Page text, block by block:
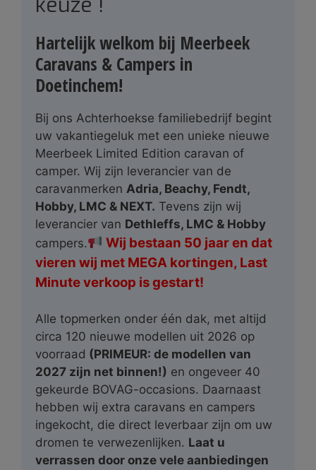
Hartelijk welkom bij Meerbeek
Caravans & Campers in
Doetinchem!
Bij ons Achterhoekse familiebedrijf begint
uw vakantiegeluk met een unieke nieuwe
Meerbeek Limited Edition caravan of
camper. Wij zijn leverancier van de
caravanmerken Adria, Beachy, Fendt,
Hobby, LMC & NEXT. Tevens zijn wij
leverancier van Dethleffs, LMC & Hobby
campers.
Wij bestaan 50 jaar en dat
vieren wij met MEGA kortingen, Last
Minute verkoop is gestart!
Alle topmerken onder één dak, met altijd
circa 120 nieuwe modellen uit 2026 op
voorraad (PRIMEUR: de modellen van
2027 zijn net binnen!) en ongeveer 40
gekeurde BOVAG-occasions. Daarnaast
hebben wij extra caravans en campers
ingekocht, die direct leverbaar zijn om uw
dromen te verwezenlijken. Laat u
verrassen door onze vele aanbiedingen